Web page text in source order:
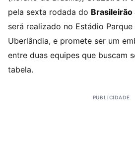
pela sexta rodada do Brasileirão
será realizado no Estádio Parque
Uberlândia, e promete ser um
entre duas equipes que buscam
tabela.
PUBLICIDADE